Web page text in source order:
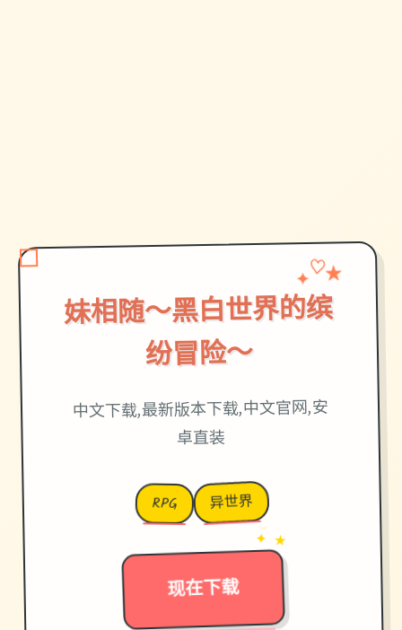
妹相随～黑白世界的缤
纷冒险～
✦ ♡ ★
中文下载,最新版本下载,中文官网,安
卓直装
RPG 异世界
现在下载
→
✦ ★